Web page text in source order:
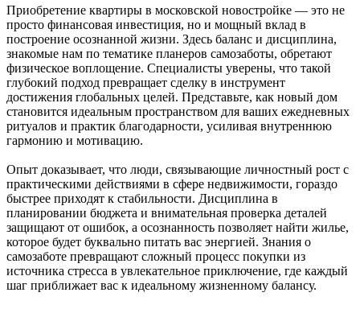
Приобретение квартиры в московской новостройке — это не
просто финансовая инвестиция, но и мощный вклад в
построение осознанной жизни. Здесь баланс и дисциплина,
знакомые нам по тематике планеров самозаботы, обретают
физическое воплощение. Специалисты уверены, что такой
глубокий подход превращает сделку в инструмент
достижения глобальных целей. Представьте, как новый дом
становится идеальным пространством для ваших ежедневных
ритуалов и практик благодарности, усиливая внутреннюю
гармонию и мотивацию.
Опыт доказывает, что люди, связывающие личностный рост с
практическими действиями в сфере недвижимости, гораздо
быстрее приходят к стабильности. Дисциплина в
планировании бюджета и внимательная проверка деталей
защищают от ошибок, а осознанность позволяет найти жилье,
которое будет буквально питать вас энергией. Знания о
самозаботе превращают сложный процесс покупки из
источника стресса в увлекательное приключение, где каждый
шаг приближает вас к идеальному жизненному балансу.